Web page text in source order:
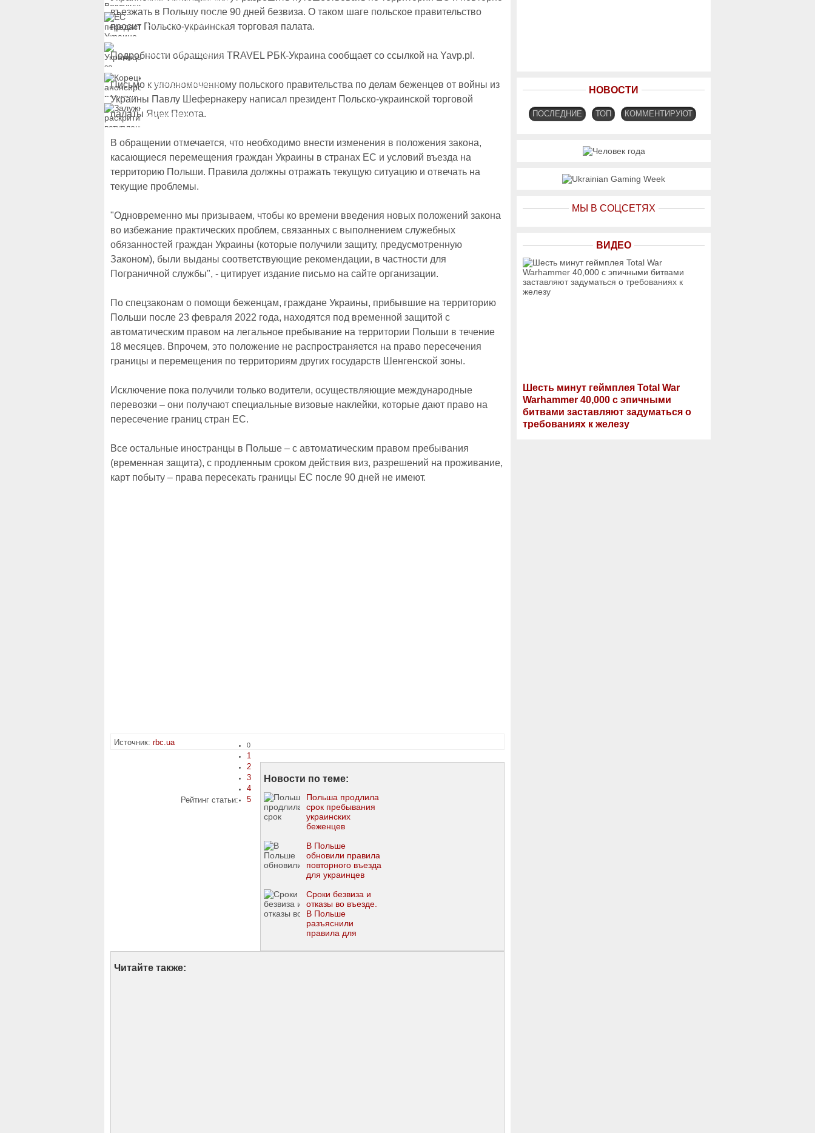
делу о растрате более
1 млрд гривен
ЕС передаст Украине
средства от доходов от
замороженных активов
могут потерять доступ
к госжилью и выплатам
ревизию госбюджета
Залужный
раскритиковал
въезжать в Польшу после 90 дней безвиза. О таком шаге польское правительство
просит Польско-украинская торговая палата.
Подробности обращения TRAVEL РБК-Украина сообщает со ссылкой на Yavp.pl.
Письмо к уполномоченному польского правительства по делам беженцев от войны из
Украины Павлу Шефернакеру написал президент Польско-украинской торговой
палаты Яцек Пехота.
В обращении отмечается, что необходимо внести изменения в положения закона,
касающиеся перемещения граждан Украины в странах ЕС и условий въезда на
территорию Польши. Правила должны отражать текущую ситуацию и отвечать на
текущие проблемы.
"Одновременно мы призываем, чтобы ко времени введения новых положений закона
во избежание практических проблем, связанных с выполнением служебных
обязанностей граждан Украины (которые получили защиту, предусмотренную
Законом), были выданы соответствующие рекомендации, в частности для
Пограничной службы", - цитирует издание письмо на сайте организации.
По спецзаконам о помощи беженцам, граждане Украины, прибывшие на территорию
Польши после 23 февраля 2022 года, находятся под временной защитой с
автоматическим правом на легальное пребывание на территории Польши в течение
18 месяцев. Впрочем, это положение не распространяется на право пересечения
границы и перемещения по территориям других государств Шенгенской зоны.
Исключение пока получили только водители, осуществляющие международные
перевозки – они получают специальные визовые наклейки, которые дают право на
пересечение границ стран ЕС.
Все остальные иностранцы в Польше – с автоматическим правом пребывания
(временная защита), с продленным сроком действия виз, разрешений на проживание,
карт побыту – права пересекать границы ЕС после 90 дней не имеют.
Источник: rbc.ua
Рейтинг статьи:
0
1
2
3
4
5
Новости по теме:
Польша продлила
срок пребывания
украинских
беженцев
В Польше
обновили правила
повторного въезда
для украинцев
Сроки безвиза и
отказы во въезде.
В Польше
разъяснили
правила для
Читайте также:
НОВОСТИ
ПОСЛЕДНИЕ ТОП КОММЕНТИРУЮТ
МЫ В СОЦСЕТЯХ
ВИДЕО
Шесть минут геймплея Total War
Warhammer 40,000 с эпичными
битвами заставляют задуматься о
требованиях к железу